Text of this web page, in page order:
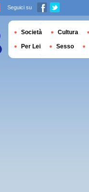
Seguici su
Società Cultura
Per Lei Sesso